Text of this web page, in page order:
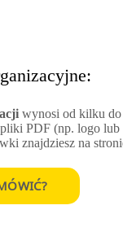
wynosi od kilku do
pliki PDF (np. logo
znajdziesz na